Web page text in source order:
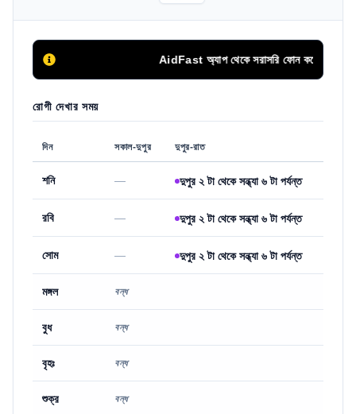
AidFast অ্যাপ থেকে সরাসরি ফোন কলের মাধ্যমে
রোগী দেখার সময়
দিন সকাল-দুপুর দুপুর-রাত
শনি — দুপুর ২ টা থেকে সন্ধ্যা ৬ টা পর্যন্ত
রবি — দুপুর ২ টা থেকে সন্ধ্যা ৬ টা পর্যন্ত
সোম — দুপুর ২ টা থেকে সন্ধ্যা ৬ টা পর্যন্ত
মঙ্গল বন্ধ
বুধ বন্ধ
বৃহঃ বন্ধ
শুক্র বন্ধ